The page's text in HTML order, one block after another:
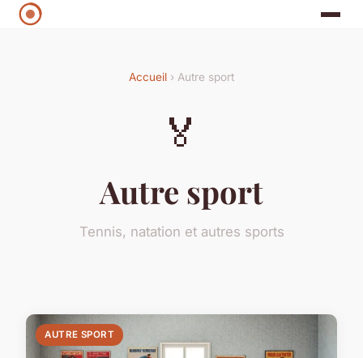
Accueil › Autre sport
🏅
Autre sport
Tennis, natation et autres sports
AUTRE SPORT